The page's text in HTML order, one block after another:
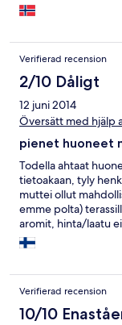
Verifierad recension
2/10 Dåligt
12 juni 2014
Översätt med hjälp
pienet huoneet
Todella ahtaat
tietoakaan, tyly
muttei ollut
emme polta)
aromit, hinta/laatu
aiheuttanut asia oli
Verifierad recension
10/10